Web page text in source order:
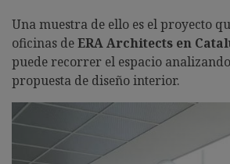
Una muestra de ello es el proyecto
oficinas deERA Architects en
puede recorrer el espacio
propuesta de diseño interior.